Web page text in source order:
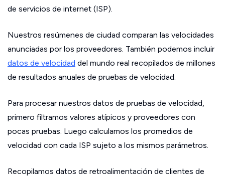
de servicios de internet (ISP).
Nuestros resúmenes de ciudad comparan las velocidades
anunciadas por los proveedores. También podemos incluir
datos de velocidad del mundo real recopilados de millones
de resultados anuales de pruebas de velocidad.
Para procesar nuestros datos de pruebas de velocidad,
primero filtramos valores atípicos y proveedores con
pocas pruebas. Luego calculamos los promedios de
velocidad con cada ISP sujeto a los mismos parámetros.
Recopilamos datos de retroalimentación de clientes de